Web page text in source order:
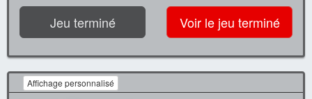
Jeu terminé Voir le jeu terminé
Affichage personnalisé